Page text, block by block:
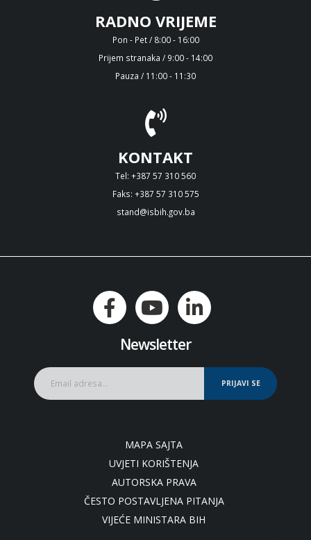
RADNO VRIJEME
Pon - Pet / 8:00 - 16:00
Prijem stranaka / 9:00 - 14:00
Pauza / 11:00 - 11:30
KONTAKT
Tel: +387 57 310 560
Faks: +387 57 310 575
stand@isbih.gov.ba
Newsletter
PRIJAVI SE
MAPA SAJTA
UVJETI KORIŠTENJA
AUTORSKA PRAVA
ČESTO POSTAVLJENA PITANJA
VIJEĆE MINISTARA BIH